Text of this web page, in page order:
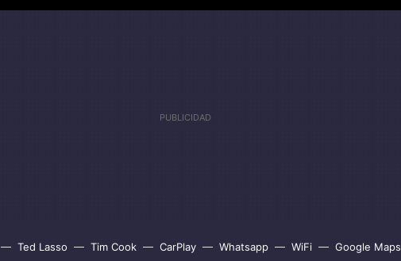
Ted Lasso Tim Cook CarPlay Whatsapp WiFi Google Maps